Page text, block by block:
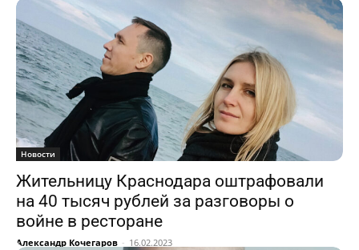
Новости
Жительницу Краснодара оштрафовали
на 40 тысяч рублей за разговоры о
войне в ресторане
Александр Кочегаров - 16.02.2023